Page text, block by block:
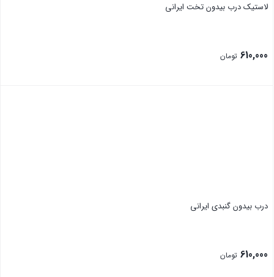
لاستیک درب بیدون تخت ایرانی
610,000 تومان
درب بیدون گنبدی ایرانی
610,000 تومان